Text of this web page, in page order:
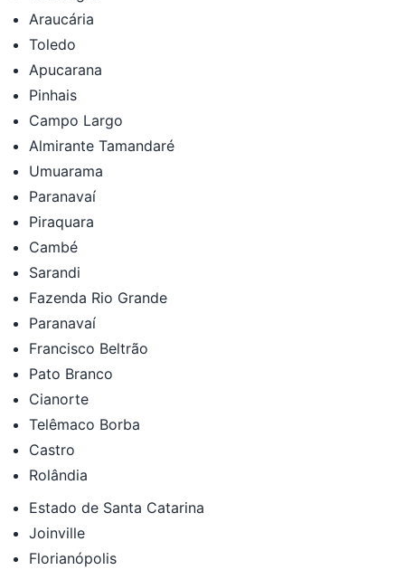
Araucária
Toledo
Apucarana
Pinhais
Campo Largo
Almirante Tamandaré
Umuarama
Paranavaí
Piraquara
Cambé
Sarandi
Fazenda Rio Grande
Paranavaí
Francisco Beltrão
Pato Branco
Cianorte
Telêmaco Borba
Castro
Rolândia
Estado de Santa Catarina
Joinville
Florianópolis